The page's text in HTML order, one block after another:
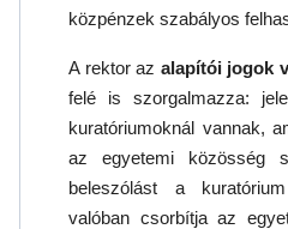
közpénzek szabályos
A rektor az alapítói jogok
felé is szorgalmazza:
kuratóriumoknál vannak,
az egyetemi közösség
beleszólást a
valóban csorbítja az